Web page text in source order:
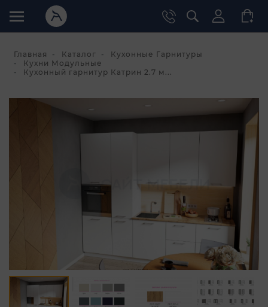
Главная Каталог
Кухонные Гарнитуры
Кухни Модульные
Кухонный гарнитур Катрин 2.7 м...